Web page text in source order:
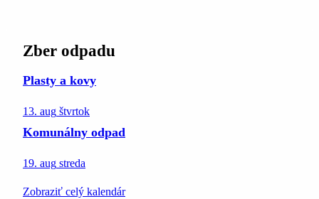
Zber odpadu
Plasty a kovy
13. aug štvrtok
Komunálny odpad
19. aug streda
Zobraziť celý kalendár